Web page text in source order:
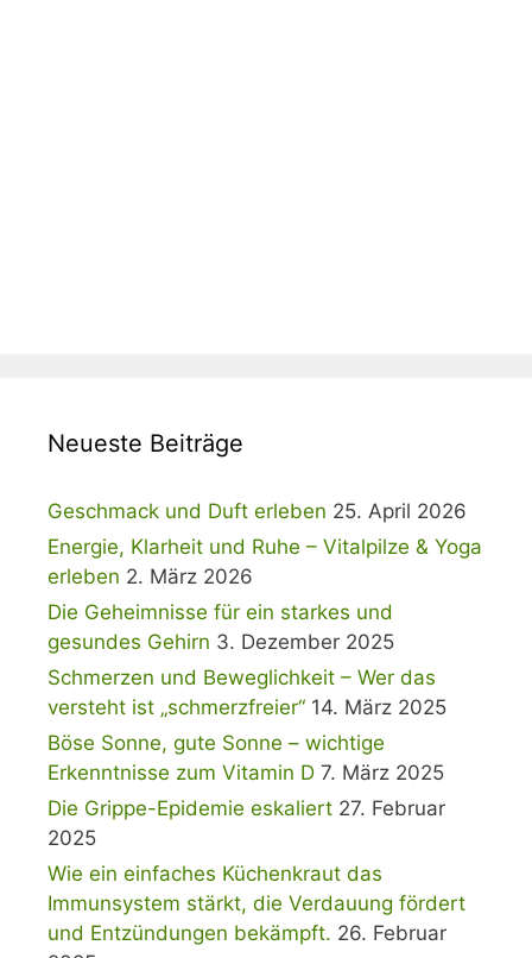
Neueste Beiträge
Geschmack und Duft erleben 25. April 2026
Energie, Klarheit und Ruhe – Vitalpilze & Yoga
erleben 2. März 2026
Die Geheimnisse für ein starkes und
gesundes Gehirn 3. Dezember 2025
Schmerzen und Beweglichkeit – Wer das
versteht ist „schmerzfreier“ 14. März 2025
Böse Sonne, gute Sonne – wichtige
Erkenntnisse zum Vitamin D 7. März 2025
Die Grippe-Epidemie eskaliert 27. Februar
2025
Wie ein einfaches Küchenkraut das
Immunsystem stärkt, die Verdauung fördert
und Entzündungen bekämpft. 26. Februar